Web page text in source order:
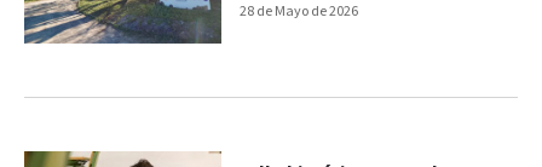
28 de Mayo de 2026